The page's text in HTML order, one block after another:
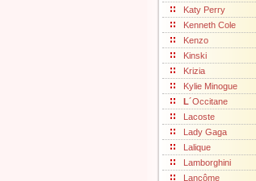
Katy Perry
Kenneth Cole
Kenzo
Kinski
Krizia
Kylie Minogue
L´Occitane
Lacoste
Lady Gaga
Lalique
Lamborghini
Lancôme